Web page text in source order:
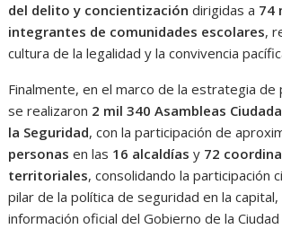
del delito y concientización dirigidas a 74
integrantes de comunidades escolares,
cultura de la legalidad y la convivencia
Finalmente, en el marco de la estrategia de
se realizaron 2 mil 340 Asambleas
la Seguridad, con la participación de
personas en las 16 alcaldías y 72
territoriales, consolidando la participación
pilar de la política de seguridad en la
información oficial del Gobierno de la